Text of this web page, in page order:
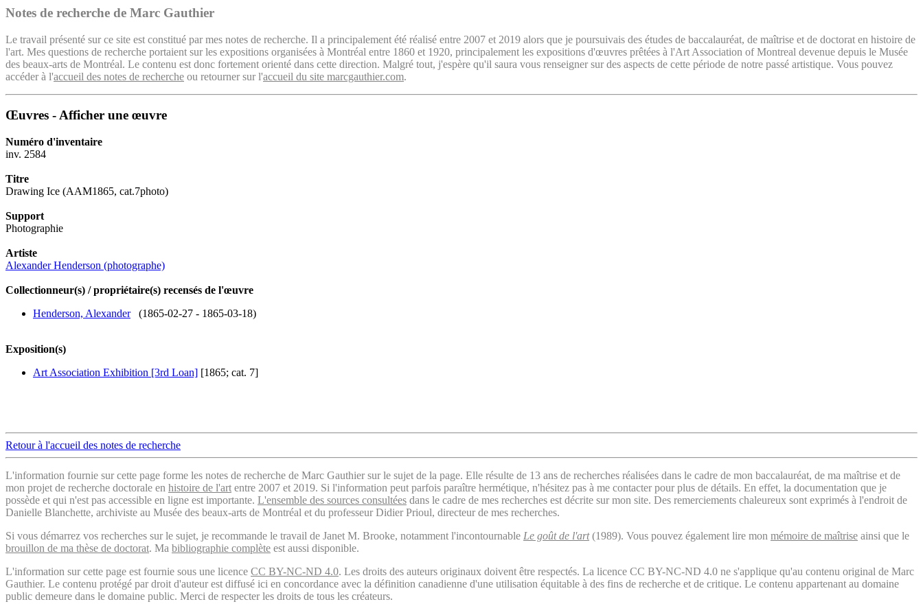
Notes de recherche de Marc Gauthier
Le travail présenté sur ce site est constitué par mes notes de recherche. Il a principalement été réalisé entre 2007 et 2019 alors que je poursuivais des études de baccalauréat, de maîtrise et de doctorat en histoire de
l'art. Mes questions de recherche portaient sur les expositions organisées à Montréal entre 1860 et 1920, principalement les expositions d'œuvres prêtées à l'Art Association of Montreal devenue depuis le Musée
des beaux-arts de Montréal. Le contenu est donc fortement orienté dans cette direction. Malgré tout, j'espère qu'il saura vous renseigner sur des aspects de cette période de notre passé artistique. Vous pouvez
accéder à l'accueil des notes de recherche ou retourner sur l'accueil du site marcgauthier.com.
Œuvres - Afficher une œuvre
Numéro d'inventaire
inv. 2584
Titre
Drawing Ice (AAM1865, cat.7photo)
Support
Photographie
Artiste
Alexander Henderson (photographe)
Collectionneur(s) / propriétaire(s) recensés de l'œuvre
Henderson, Alexander(1865-02-27 - 1865-03-18)
Exposition(s)
Art Association Exhibition [3rd Loan] [1865; cat. 7]
Retour à l'accueil des notes de recherche
L'information fournie sur cette page forme les notes de recherche de Marc Gauthier sur le sujet de la page. Elle résulte de 13 ans de recherches réalisées dans le cadre de mon baccalauréat, de ma maîtrise et de
mon projet de recherche doctorale en histoire de l'art entre 2007 et 2019. Si l'information peut parfois paraître hermétique, n'hésitez pas à me contacter pour plus de détails. En effet, la documentation que je
possède et qui n'est pas accessible en ligne est importante. L'ensemble des sources consultées dans le cadre de mes recherches est décrite sur mon site. Des remerciements chaleureux sont exprimés à l'endroit de
Danielle Blanchette, archiviste au Musée des beaux-arts de Montréal et du professeur Didier Prioul, directeur de mes recherches.
Si vous démarrez vos recherches sur le sujet, je recommande le travail de Janet M. Brooke, notamment l'incontournable Le goût de l'art(1989). Vous pouvez également lire mon mémoire de maîtrise ainsi que le
brouillon de ma thèse de doctorat. Ma bibliographie complète est aussi disponible.
L'information sur cette page est fournie sous une licence CC BY-NC-ND 4.0. Les droits des auteurs originaux doivent être respectés. La licence CC BY-NC-ND 4.0 ne s'applique qu'au contenu original de Marc
Gauthier. Le contenu protégé par droit d'auteur est diffusé ici en concordance avec la définition canadienne d'une utilisation équitable à des fins de recherche et de critique. Le contenu appartenant au domaine
public demeure dans le domaine public. Merci de respecter les droits de tous les créateurs.